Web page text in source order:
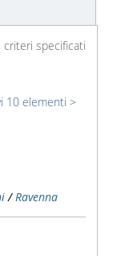
specificati
10 elementi
/Ravenna